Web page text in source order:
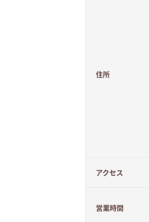
住所
アクセス
営業時間